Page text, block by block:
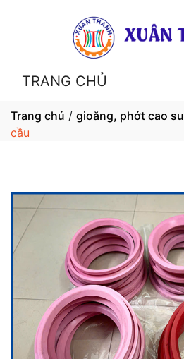
TRANG CHỦ
Trang chủ / gioăng, phớt cao su
cầu